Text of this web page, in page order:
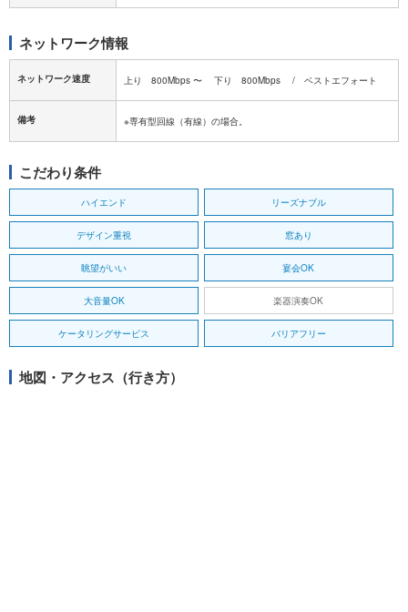
ネットワーク情報
ネットワーク速度 上り 800Mbps 〜 下り 800Mbps / ベストエフォート
備考 ※専有型回線（有線）の場合。
こだわり条件
ハイエンド リーズナブル
デザイン重視 窓あり
眺望がいい 宴会OK
大音量OK 楽器演奏OK
ケータリングサービス バリアフリー
地図・アクセス（行き方）